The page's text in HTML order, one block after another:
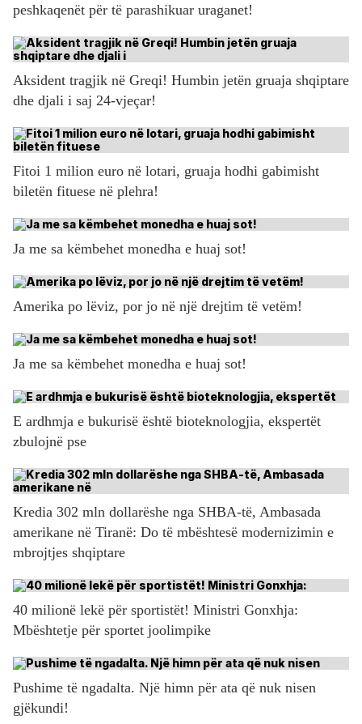
peshkaqenët për të parashikuar uraganet!
Aksident tragjik në Greqi! Humbin jetën gruaja shqiptare
dhe djali i saj 24-vjeçar!
Fitoi 1 milion euro në lotari, gruaja hodhi gabimisht
biletën fituese në plehra!
Ja me sa këmbehet monedha e huaj sot!
Amerika po lëviz, por jo në një drejtim të vetëm!
Ja me sa këmbehet monedha e huaj sot!
E ardhmja e bukurisë është bioteknologjia, ekspertët
zbulojnë pse
Kredia 302 mln dollarëshe nga SHBA-të, Ambasada
amerikane në Tiranë: Do të mbështesë modernizimin e
mbrojtjes shqiptare
40 milionë lekë për sportistët! Ministri Gonxhja:
Mbështetje për sportet joolimpike
Pushime të ngadalta. Një himn për ata që nuk nisen
gjëkundi!